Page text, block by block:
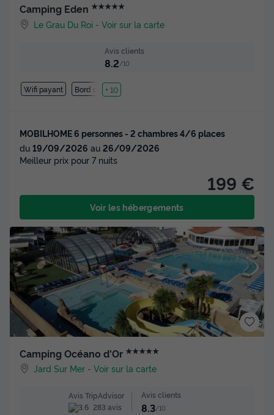
Camping Eden ★★★★★
Le Grau Du Roi -Voir sur la carte
Avis clients
8.2/10
Wifi payant Bord de mer
+ 10
MOBILHOME 6 personnes - 2 chambres 4/6 places
du 19/09/2026 au 26/09/2026
Meilleur prix pour 7 nuits
199 €
Voir les hébergements
Camping Océano d'Or ★★★★★
Jard Sur Mer -Voir sur la carte
Avis TripAdvisor
283 avis
Avis clients
8.3/10